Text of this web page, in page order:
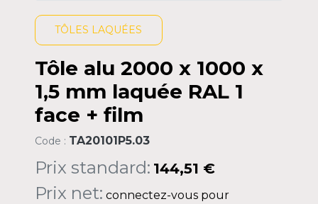
TÔLES LAQUÉES
Tôle alu 2000 x 1000 x
1,5 mm laquée RAL 1
face + film
Code : TA20101P5.03
Prix standard: 144,51 €
Prix net: connectez-vous pour